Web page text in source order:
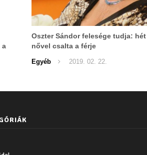
a
Oszter Sándor felesége tudja: hét
nővel csalta a férje
Egyéb 2019. 02. 22.